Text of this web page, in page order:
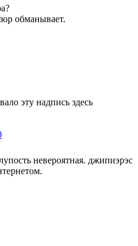
обманывает.
эту надпись здесь
невероятная. джипиэрэс